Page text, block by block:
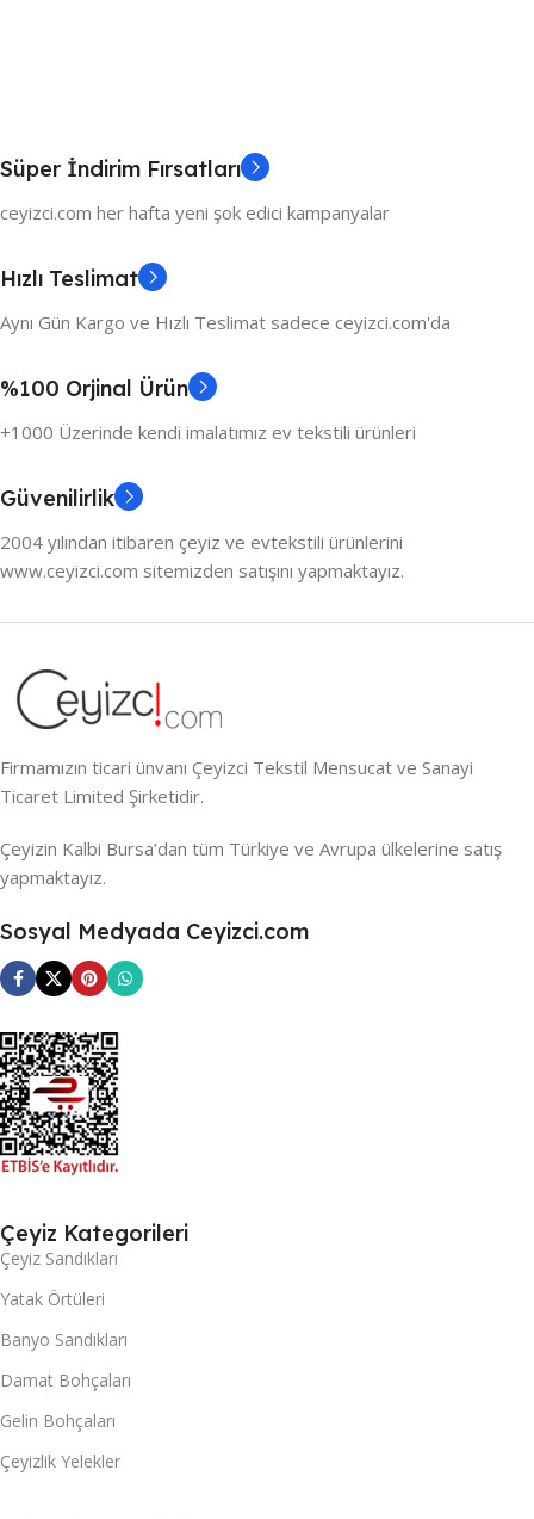
Süper İndirim Fırsatları
ceyizci.com her hafta yeni şok edici kampanyalar
Hızlı Teslimat
Aynı Gün Kargo ve Hızlı Teslimat sadece ceyizci.com'da
%100 Orjinal Ürün
+1000 Üzerinde kendi imalatımız ev tekstili ürünleri
Güvenilirlik
2004 yılından itibaren çeyiz ve evtekstili ürünlerini
www.ceyizci.com sitemizden satışını yapmaktayız.
Firmamızın ticari ünvanı Çeyizci Tekstil Mensucat ve Sanayi
Ticaret Limited Şirketidir.
Çeyizin Kalbi Bursa’dan tüm Türkiye ve Avrupa ülkelerine satış
yapmaktayız.
Sosyal Medyada Ceyizci.com
Çeyiz Kategorileri
Çeyiz Sandıkları
Yatak Örtüleri
Banyo Sandıkları
Damat Bohçaları
Gelin Bohçaları
Çeyizlik Yelekler